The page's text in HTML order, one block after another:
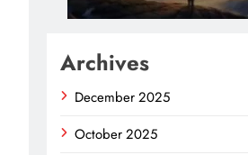
Archives
December 2025
October 2025